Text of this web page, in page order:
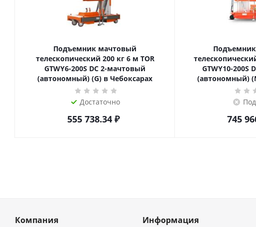
Подъемник мачтовый
телескопический 200 кг 6 м TOR
GTWY6-200S DC 2-мачтовый
(автономный) (G) в Чебоксарах
Достаточно
555 738.34₽
телескопический 200 кг
GTWY10-200S
(автономный)
745
Компания Информация